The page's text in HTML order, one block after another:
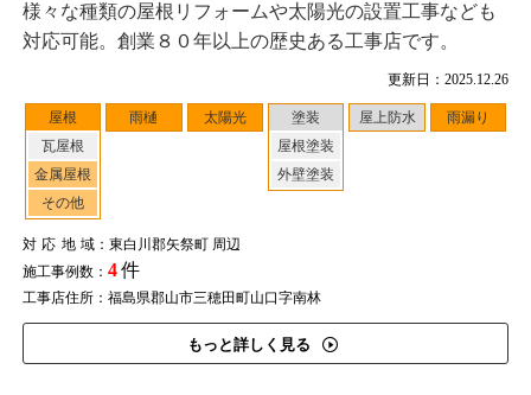
更新日：2025.12.26
屋根
瓦屋根
金属屋根
その他
雨樋 太陽光
塗装
屋根塗装
外壁塗装
屋上防水 雨漏り
対応地域：東白川郡矢祭町 周辺
施工事例数： 4件
工事店住所：福島県郡山市三穂田町山口字南林
もっと詳しく見る
様々な種類の屋根リフォームや太陽光の設置工事なども
対応可能。創業８０年以上の歴史ある工事店です。